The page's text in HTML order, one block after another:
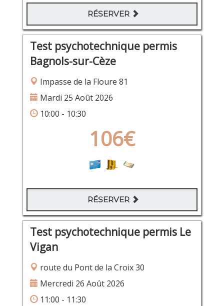
RÉSERVER
Test psychotechnique permis
Bagnols-sur-Cèze
Impasse de la Floure 81
Mardi 25 Août 2026
10:00 - 10:30
106€
RÉSERVER
Test psychotechnique permis Le
Vigan
route du Pont de la Croix 30
Mercredi 26 Août 2026
11:00 - 11:30